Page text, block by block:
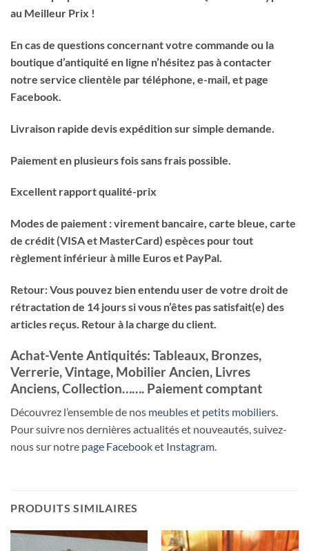
au Meilleur Prix !
En cas de questions concernant votre commande ou la
boutique d’antiquité en ligne n’hésitez pas à contacter
notre service clientèle par téléphone, e-mail, et page
Facebook.
Livraison rapide devis expédition sur simple demande.
Paiement en plusieurs fois sans frais possible.
Excellent rapport qualité-prix
Modes de paiement : virement bancaire, carte bleue, carte
de crédit (VISA et MasterCard) espèces pour tout
règlement inférieur à mille Euros et PayPal.
Retour: Vous pouvez bien entendu user de votre droit de
rétractation de 14 jours si vous n’êtes pas satisfait(e) des
articles reçus. Retour à la charge du client.
Achat-Vente Antiquités: Tableaux, Bronzes,
Verrerie, Vintage, Mobilier Ancien, Livres
Anciens, Collection……. Paiement comptant
Découvrez l’ensemble de nos meubles et petits mobiliers.
Pour suivre nos dernières actualités et nouveautés, suivez-
nous sur notre page Facebooket Instagram.
PRODUITS SIMILAIRES